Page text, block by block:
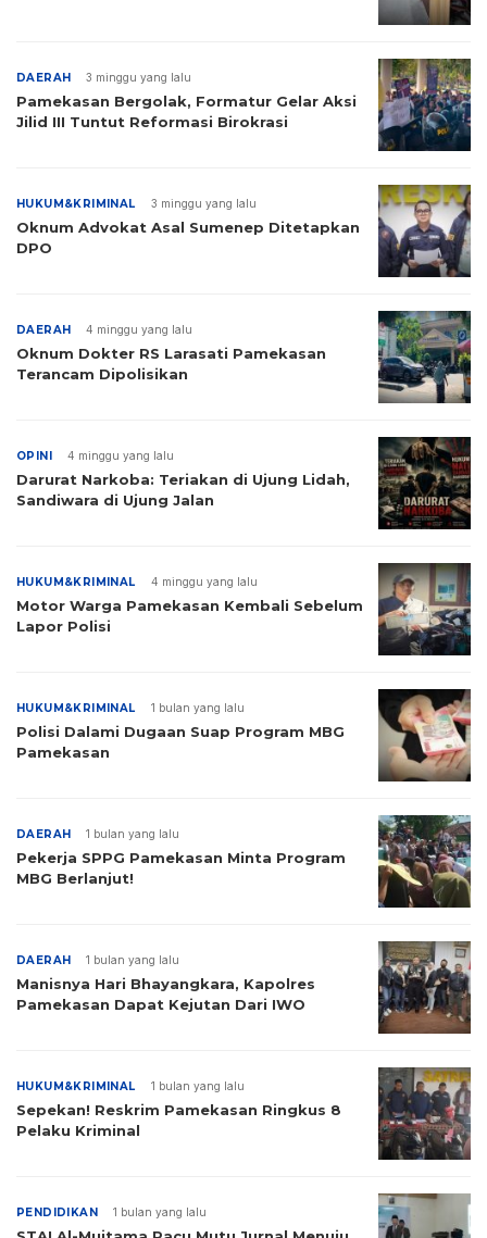
DAERAH 3 minggu yang lalu
Pamekasan Bergolak, Formatur Gelar Aksi
Jilid III Tuntut Reformasi Birokrasi
HUKUM&KRIMINAL 3 minggu yang lalu
Oknum Advokat Asal Sumenep Ditetapkan
DPO
DAERAH 4 minggu yang lalu
Oknum Dokter RS Larasati Pamekasan
Terancam Dipolisikan
OPINI 4 minggu yang lalu
Darurat Narkoba: Teriakan di Ujung Lidah,
Sandiwara di Ujung Jalan
HUKUM&KRIMINAL 4 minggu yang lalu
Motor Warga Pamekasan Kembali Sebelum
Lapor Polisi
HUKUM&KRIMINAL 1 bulan yang lalu
Polisi Dalami Dugaan Suap Program MBG
Pamekasan
DAERAH 1 bulan yang lalu
Pekerja SPPG Pamekasan Minta Program
MBG Berlanjut!
DAERAH 1 bulan yang lalu
Manisnya Hari Bhayangkara, Kapolres
Pamekasan Dapat Kejutan Dari IWO
HUKUM&KRIMINAL 1 bulan yang lalu
Sepekan! Reskrim Pamekasan Ringkus 8
Pelaku Kriminal
PENDIDIKAN 1 bulan yang lalu